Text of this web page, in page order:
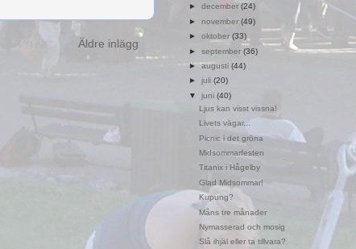
Äldre inlägg
► december (24)
► november (49)
► oktober (33)
► september (36)
►augusti (44)
► juli (20)
▼ juni (40)
Ljus kan visst vissna!
Livets vägar...
Picnic i det gröna
Midsommarfesten
Titanix i Hågelby
Glad Midsommar!
Kupung?
Måns tre månader
Nymasserad och mosig
Slå ihjäl eller ta tillvara?